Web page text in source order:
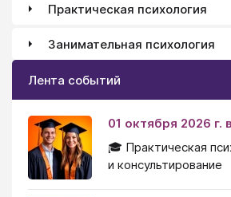
Практическая психология
Занимательная психология
Лента событий
01 октября 2026 г.
🎓 Практическая
и консультирование